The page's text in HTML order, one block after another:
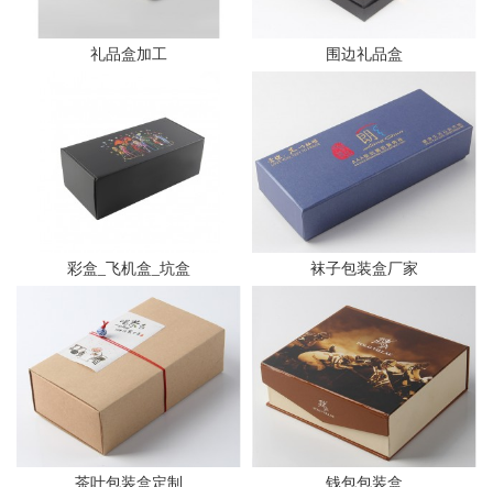
礼品盒加工 围边礼品盒
彩盒_飞机盒_坑盒 袜子包装盒厂家
茶叶包装盒定制 钱包包装盒